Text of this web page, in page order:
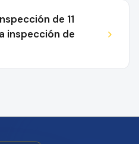
de 11
inspección de